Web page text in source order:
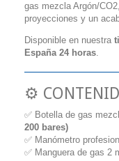
gas mezcla Argón/
proyecciones y un
Disponible en nuestra
España 24 horas.
⚙️
✅ Botella de gas
200 bares)
✅ Manómetro
✅ Manguera de gas 2